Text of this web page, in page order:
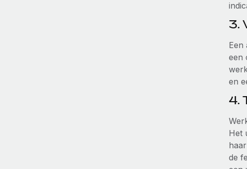
3.
Een
een
en
4.
Het
de